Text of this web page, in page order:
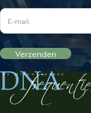
Verzenden